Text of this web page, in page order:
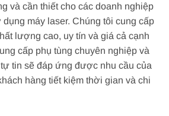
và cần thiết cho các doanh nghiệp
máy laser. Chúng tôi cung cấp
lượng cao, uy tín và giá cả cạnh
cấp phụ tùng chuyên nghiệp và
tin sẽ đáp ứng được nhu cầu của
hàng tiết kiệm thời gian và chi